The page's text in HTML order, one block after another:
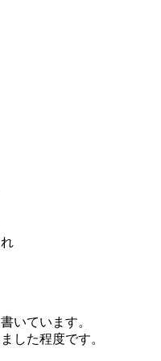
いています。
した程度です。